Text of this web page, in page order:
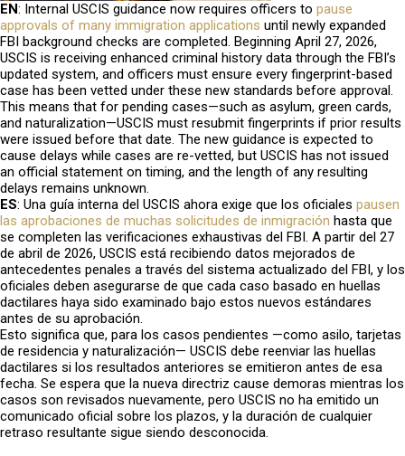
EN: Internal USCIS guidance now requires officers to pause
approvals of many immigration applications until newly expanded
FBI background checks are completed. Beginning April 27, 2026,
USCIS is receiving enhanced criminal history data through the FBI’s
updated system, and officers must ensure every fingerprint-based
case has been vetted under these new standards before approval.
This means that for pending cases—such as asylum, green cards,
and naturalization—USCIS must resubmit fingerprints if prior results
were issued before that date. The new guidance is expected to
cause delays while cases are re-vetted, but USCIS has not issued
an official statement on timing, and the length of any resulting
delays remains unknown.
ES: Una guía interna del USCIS ahora exige que los oficiales pausen
las aprobaciones de muchas solicitudes de inmigración hasta que
se completen las verificaciones exhaustivas del FBI. A partir del 27
de abril de 2026, USCIS está recibiendo datos mejorados de
antecedentes penales a través del sistema actualizado del FBI, y los
oficiales deben asegurarse de que cada caso basado en huellas
dactilares haya sido examinado bajo estos nuevos estándares
antes de su aprobación.
Esto significa que, para los casos pendientes —como asilo, tarjetas
de residencia y naturalización— USCIS debe reenviar las huellas
dactilares si los resultados anteriores se emitieron antes de esa
fecha. Se espera que la nueva directriz cause demoras mientras los
casos son revisados nuevamente, pero USCIS no ha emitido un
comunicado oficial sobre los plazos, y la duración de cualquier
retraso resultante sigue siendo desconocida.